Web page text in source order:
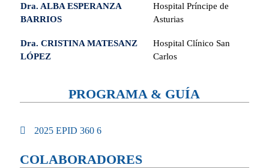
Dra. ALBA ESPERANZA
BARRIOS
Hospital Príncipe de
Asturias
Dra. CRISTINA MATESANZ
LÓPEZ
Hospital Clínico San
Carlos
PROGRAMA & GUÍA
2025 EPID 360 6
COLABORADORES